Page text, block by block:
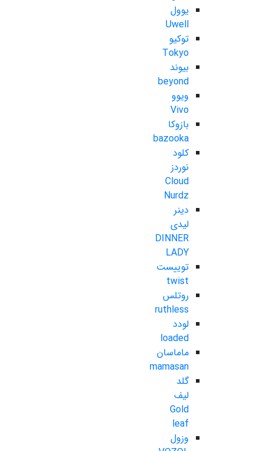
یوول
Uwell
توکیو
Tokyo
بیوند
beyond
ویوو
Vivo
بازوکا
bazooka
کلود
نوردز
Cloud
Nurdz
دینر
لیدی
DINNER
LADY
توییست
twist
روتلس
ruthless
لودد
loaded
ماماسان
mamasan
گلد
لیف
Gold
leaf
وزول